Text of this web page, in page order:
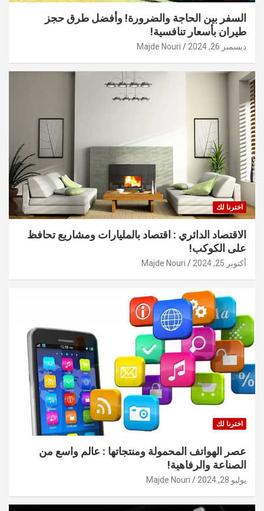
السفر بين الحاجة والضرورة! وأفضل طرق حجز
طيران بأسعار تنافسية!
ديسمبر 26, 2024 Majde Nouri
اخترنا لك
الاقتصاد الدائري : اقتصاد بالمليارات ومشاريع تحافظ
على الكوكب!
أكتوبر 25, 2024 Majde Nouri
اخترنا لك
عصر الهواتف المحمولة ومنتجاتها : عالم واسع من
الصناعة والرفاهية!
يوليو 28, 2024 Majde Nouri